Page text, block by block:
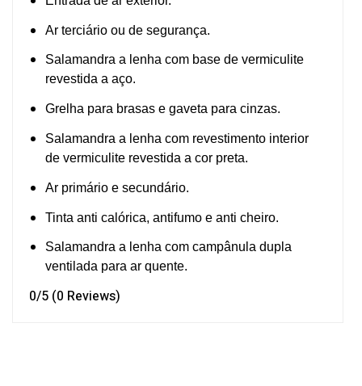
Ar terciário ou de segurança.
Salamandra a lenha com base de vermiculite
revestida a aço.
Grelha para brasas e gaveta para cinzas.
Salamandra a lenha com revestimento interior
de vermiculite revestida a cor preta.
Ar primário e secundário.
Tinta anti calórica, antifumo e anti cheiro.
Salamandra a lenha com campânula dupla
ventilada para ar quente.
0/5 (0 Reviews)